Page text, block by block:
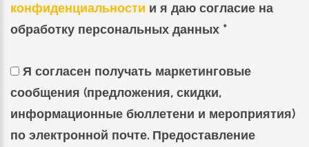
конфиденциальности и я даю согласие на
обработку персональных данных *
Я согласен получать маркетинговые
сообщения (предложения, скидки,
информационные бюллетени и мероприятия)
по электронной почте. Предоставление